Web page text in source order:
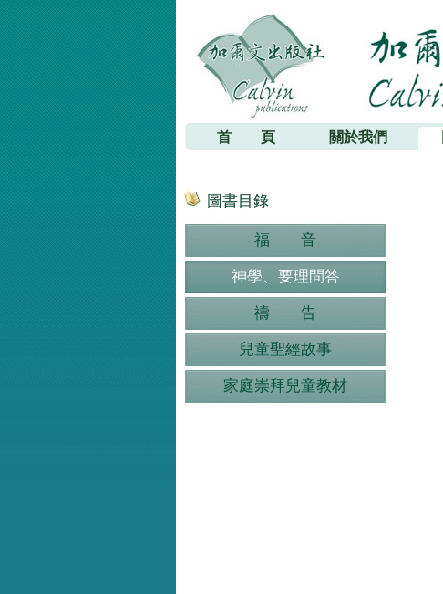
加爾文出版社
首 頁 關於我們
圖書目錄
福 音
神學、要理問答
禱 告
兒童聖經故事
家庭崇拜兒童教材